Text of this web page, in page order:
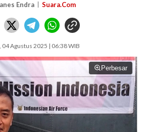
Endra Suara.Com
04 Agustus 2025 | 06:38 WIB
Perbesar